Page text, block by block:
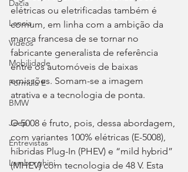
Dacia
Lancia
Videos
Mobilidade
Fórmula E
BMW
Jeep
Entrevistas
Lamborghini
elétricas ou eletrificadas também é
comum, em linha com a ambição da
marca francesa de se tornar no
fabricante generalista de referência
entre os automóveis de baixas
emissões. Somam-se a imagem
atrativa e a tecnologia de ponta.
O 5008 é fruto, pois, dessa abordagem,
com variantes 100% elétricas (E-5008),
híbridas Plug-In (PHEV) e “mild hybrid”
(MHEV) com tecnologia de 48 V. Esta